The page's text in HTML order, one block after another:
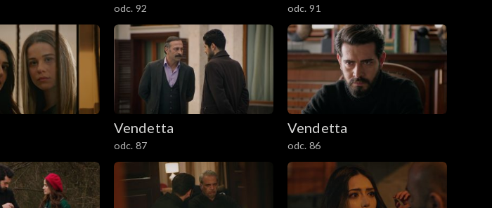
odc. 92 odc. 91
Vendetta
odc. 87
Vendetta
odc. 86